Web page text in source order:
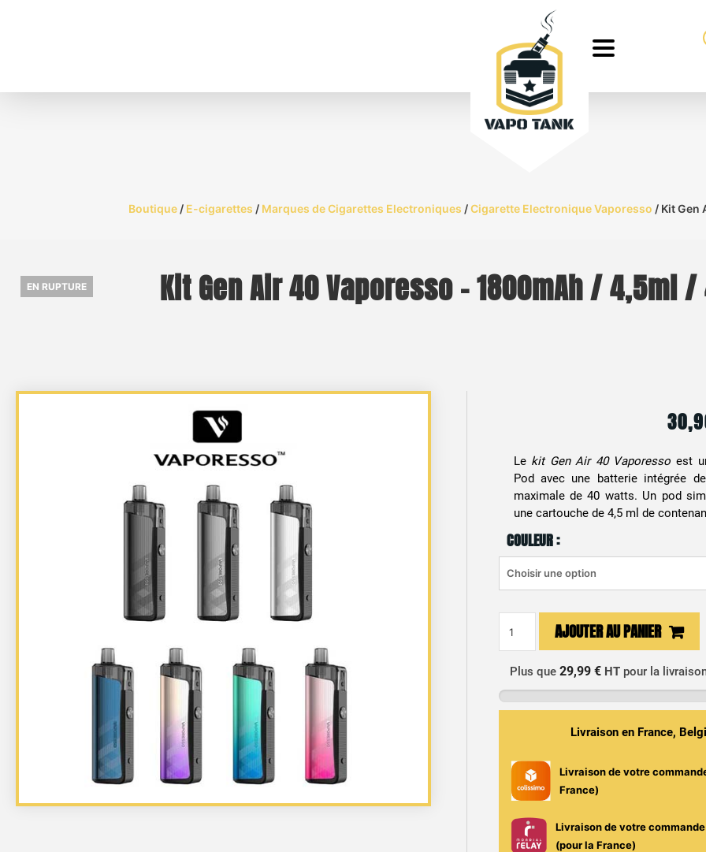
Boutique / E-cigarettes / Marques de Cigarettes Electroniques /Cigarette Electronique Vaporesso / Kit Gen
Kit Gen Air 40 Vaporesso – 1800mAh / 4,5ml /
EN RUPTURE
Le kit Gen Air 40 Vaporesso est
Pod avec une batterie intégrée
maximale de 40 watts. Un pod
une cartouche de 4,5 ml de
COULEUR :
Gen
Air
40
1800mAh
4,5ml
40W
AJOUTER AU PANIER
Plus que29,99 € HT pour la
Livraison en France,
Livraison de votre
France)
Livraison de votre
(pour la France)